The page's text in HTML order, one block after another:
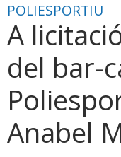
POLIESPORTIU
A
del bar-
Anabel